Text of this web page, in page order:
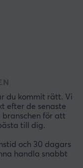
du kommit rätt. Vi
efter de senaste
branschen för att
till dig.
och 30 dagars
handla snabbt